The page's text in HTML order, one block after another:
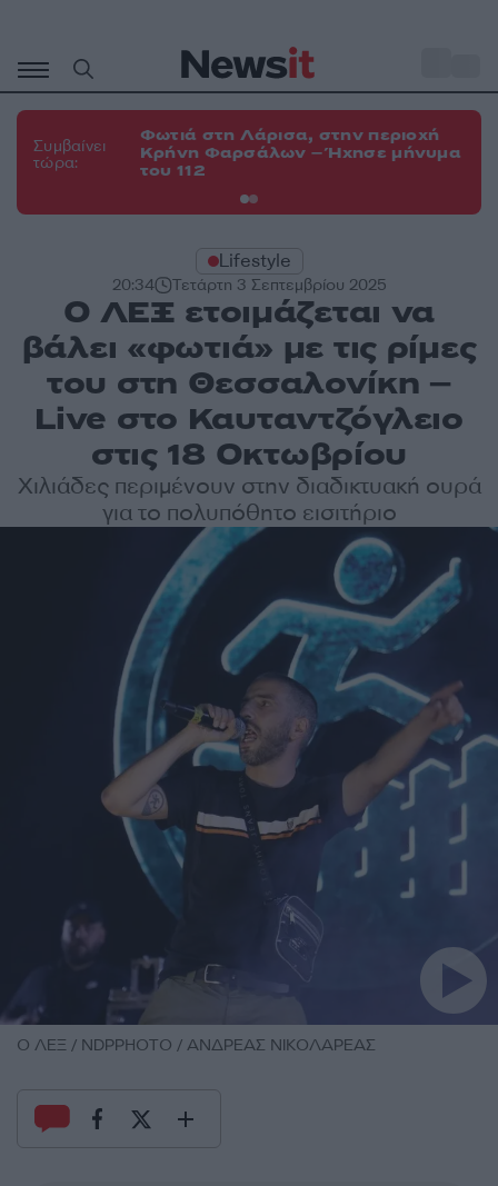
περιεχόμενο
Συμβαίνει
τώρα:
Φωτιά στη Λάρισα, στην περιοχή
Κρήνη Φαρσάλων – Ήχησε μήνυμα
του 112
Lifestyle
20:34 Τετάρτη 3 Σεπτεμβρίου 2025
Ο ΛΕΞ ετοιμάζεται να
βάλει «φωτιά» με τις ρίμες
του στη Θεσσαλονίκη –
Live στο Καυταντζόγλειο
στις 18 Οκτωβρίου
Xιλιάδες περιμένουν στην διαδικτυακή ουρά
για το πολυπόθητο εισιτήριο
Ο ΛΕΞ / NDPPHOTO / ΑΝΔΡΕΑΣ ΝΙΚΟΛΑΡΕΑΣ